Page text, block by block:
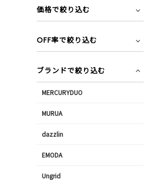
価格で絞り込む
OFF率で絞り込む
ブランドで絞り込む
MERCURYDUO
MURUA
dazzlin
EMODA
Ungrid